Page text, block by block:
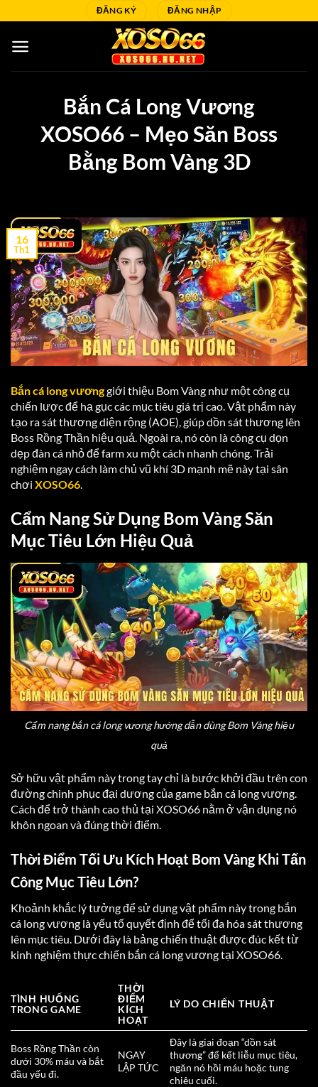
nội
ĐĂNG KÝ ĐĂNG NHẬP
Bắn Cá Long Vương
XOSO66 – Mẹo Săn Boss
Bằng Bom Vàng 3D
16
Th1
Bắn cá long vươnggiới thiệu Bom Vàng như một công cụ
chiến lược để hạ gục các mục tiêu giá trị cao. Vật phẩm này
tạo ra sát thương diện rộng (AOE), giúp dồn sát thương lên
Boss Rồng Thần hiệu quả. Ngoài ra, nó còn là công cụ dọn
dẹp đàn cá nhỏ để farm xu một cách nhanh chóng. Trải
nghiệm ngay cách làm chủ vũ khí 3D mạnh mẽ này tại sân
chơi XOSO66.
Cẩm Nang Sử Dụng Bom Vàng Săn
Mục Tiêu Lớn Hiệu Quả
Cẩm nang bắn cá long vương hướng dẫn dùng Bom Vàng hiệu
quả
Sở hữu vật phẩm này trong tay chỉ là bước khởi đầu trên con
đường chinh phục đại dương của game bắn cá long vương.
Cách để trở thành cao thủ tại XOSO66 nằm ở vận dụng nó
khôn ngoan và đúng thời điểm.
Thời Điểm Tối Ưu Kích Hoạt Bom Vàng Khi Tấn
Công Mục Tiêu Lớn?
Khoảnh khắc lý tưởng để sử dụng vật phẩm này trong bắn
cá long vương là yếu tố quyết định để tối đa hóa sát thương
lên mục tiêu. Dưới đây là bảng chiến thuật được đúc kết từ
kinh nghiệm thực chiến bắn cá long vương tại XOSO66.
TÌNH HUỐNG
TRONG GAME
THỜI
ĐIỂM
KÍCH
HOẠT
LÝ DO CHIẾN THUẬT
Boss Rồng Thần còn
dưới 30% máu và bắt
đầu yếu đi.
NGAY
LẬP TỨC
Đây là giai đoạn “dồn sát
thương” để kết liễu mục tiêu,
ngăn nó hồi máu hoặc tung
chiêu cuối.